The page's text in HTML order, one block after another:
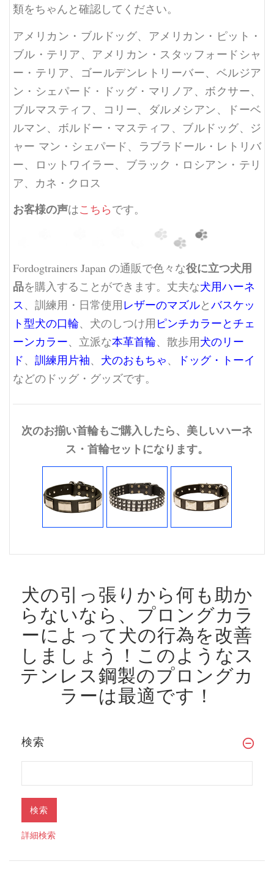
類をちゃんと確認してください。
アメリカン・ブルドッグ、アメリカン・ピット・
ブル・テリア、アメリカン・スタッフォードシャ
ー・テリア、ゴールデンレトリーバー、ベルジア
ン・シェパード・ドッグ・マリノア、ボクサー、
ブルマスティフ、コリー、ダルメシアン、ドーベ
ルマン、ボルドー・マスティフ、ブルドッグ、ジ
ャー マン・シェパード、ラブラドール・レトリバ
ー、ロットワイラー、ブラック・ロシアン・テリ
ア、カネ・クロス
お客様の声はこちらです。
Fordogtrainers Japan の通販で色々な役に立つ犬用
品を購入することができます。丈夫な犬用ハーネ
ス、訓練用・日常使用レザーのマズルとバスケッ
ト型犬の口輪、犬のしつけ用 ピンチカラーとチェ
ーンカラー、立派な本革首輪、散歩用犬のリー
ド、 訓練用片袖、 犬のおもちゃ、
ドッグ・トーイ
などのドッグ・グッズです。
次のお揃い首輪もご購入したら、美しいハーネ
ス・首輪セットになります。
犬の引っ張りから何も助か
らないなら、プロングカラ
ーによって犬の行為を改善
しましょう！ このようなス
テンレス鋼製のプロングカ
ラーは最適です！
検索
詳細検索